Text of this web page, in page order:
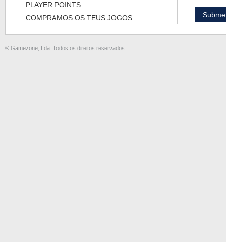
PLAYER POINTS
COMPRAMOS OS TEUS JOGOS
® Gamezone, Lda. Todos os direitos reservados